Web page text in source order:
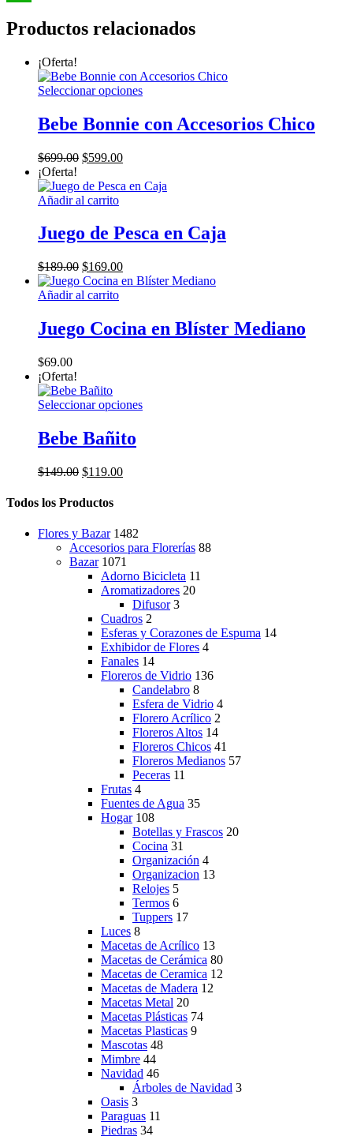
Productos relacionados
¡Oferta!
Seleccionar opcionesEste
múltiples
se
en
la
de
producto
Bebe Bonnie con Accesorios Chico
$699.00 El
original
era:
$599.00El
actual
¡Oferta!
Añadir al carrito
Juego de Pesca en Caja
$189.00 El
precio
original
$189.00.
$169.00El
precio
$169.00.
Añadir al carrito
Juego Cocina en Blíster Mediano
$69.00
¡Oferta!
Seleccionar opcionesEste
en
página
de
producto
Bebe Bañito
$149.00 El
original
$149.00.
$119.00El
$119.00.
Todos los Productos
Flores y Bazar 1482
Accesorios para Florerías 88
Bazar 1071
Adorno Bicicleta 11
Aromatizadores 20
Difusor 3
Cuadros 2
Esferas y Corazones de Espuma 14
Exhibidor de Flores 4
Fanales 14
Floreros de Vidrio 136
Candelabro 8
Esfera de Vidrio 4
Florero Acrílico 2
Floreros Altos 14
Floreros Chicos 41
Floreros Medianos 57
Peceras 11
Frutas 4
Fuentes de Agua 35
Hogar 108
Botellas y Frascos 20
Cocina 31
Organización 4
Organizacion 13
Relojes 5
Termos 6
Tuppers 17
Luces 8
Macetas de Acrílico 13
Macetas de Cerámica 80
Macetas de Ceramica 12
Macetas de Madera 12
Macetas Metal 20
Macetas Plásticas 74
Macetas Plasticas 9
Mascotas 48
Mimbre 44
Navidad 46
Árboles de Navidad 3
Oasis 3
Paraguas 11
Piedras 34